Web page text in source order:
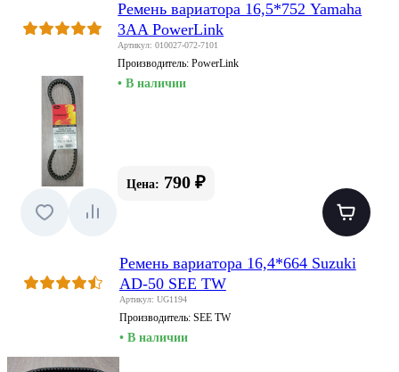
Ремень вариатора 16,5*752 Yamaha
3AA PowerLink
Артикул: 010027-072-7101
Производитель:PowerLink
• В наличии
Цена: 790 ₽
Ремень вариатора 16,4*664 Suzuki
AD-50 SEE TW
Артикул: UG1194
Производитель: SEE TW
• В наличии